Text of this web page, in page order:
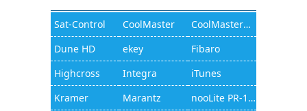
Sat-Control CoolMaster
CoolMasterNet
Dune HD
ekey
Fibaro
Highcross
Integra
iTunes
Kramer
Marantz
nooLite PR-1132